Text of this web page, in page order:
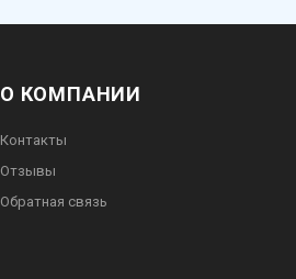
О КОМПАНИИ
Контакты
Отзывы
Обратная связь